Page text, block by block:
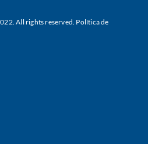
All rights reserved. Política de